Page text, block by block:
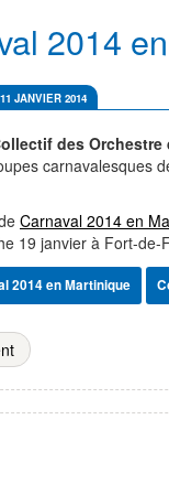
2014
JANVIER 2014
des Orchestre
carnavalesques
Carnaval 2014 en
19 janvier à Fort-de-
2014 en Martinique